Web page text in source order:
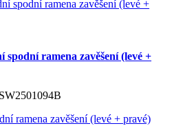
ramena zavěšení (levé +
SW2501094B